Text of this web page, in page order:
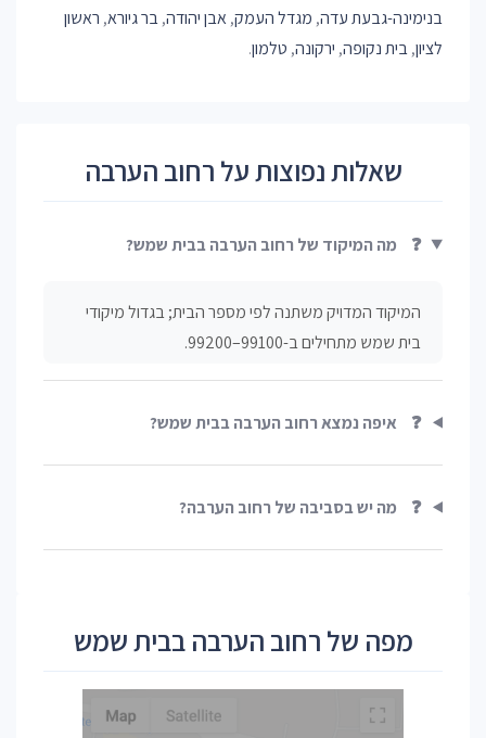
בנימינה-גבעת עדה, מגדל העמק,אבן יהודה,בר גיורא, ראשון
לציון,בית נקופה, ירקונה, טלמון.
שאלות נפוצות על רחוב הערבה
❓ מה המיקוד של רחוב הערבה בבית שמש?
המיקוד המדויק משתנה לפי מספר הבית; בגדול מיקודי
בית שמש מתחילים ב-99100–99200.
❓ איפה נמצא רחוב הערבה בבית שמש?
❓ מה יש בסביבה של רחוב הערבה?
מפה של רחוב הערבה בבית שמש